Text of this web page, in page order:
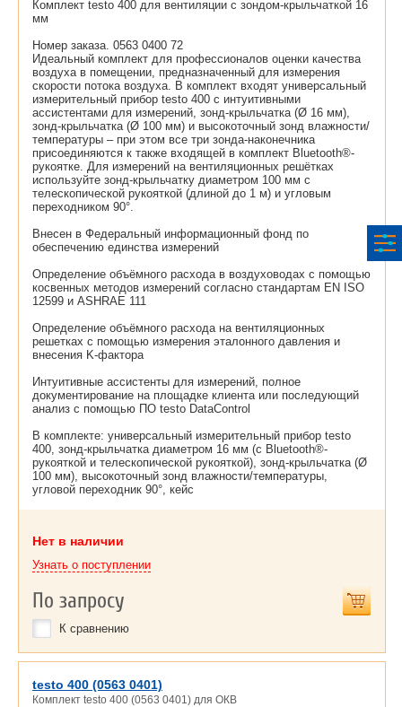
Комплект testo 400 для вентиляции с зондом-крыльчаткой 16
мм
Номер заказа. 0563 0400 72
Идеальный комплект для профессионалов оценки качества
воздуха в помещении, предназначенный для измерения
скорости потока воздуха. В комплект входят универсальный
измерительный прибор testo 400 с интуитивными
ассистентами для измерений, зонд-крыльчатка (Ø 16 мм),
зонд-крыльчатка (Ø 100 мм) и высокоточный зонд влажности/
температуры – при этом все три зонда-наконечника
присоединяются к также входящей в комплект Bluetooth®-
рукоятке. Для измерений на вентиляционных решётках
используйте зонд-крыльчатку диаметром 100 мм с
телескопической рукояткой (длиной до 1 м) и угловым
переходником 90°.
Внесен в Федеральный информационный фонд по
обеспечению единства измерений
Определение объёмного расхода в воздуховодах с помощью
косвенных методов измерений согласно стандартам EN ISO
12599 и ASHRAE 111
Определение объёмного расхода на вентиляционных
решетках с помощью измерения эталонного давления и
внесения K-фактора
Интуитивные ассистенты для измерений, полное
документирование на площадке клиента или последующий
анализ с помощью ПО testo DataControl
В комплекте: универсальный измерительный прибор testo
400, зонд-крыльчатка диаметром 16 мм (с Bluetooth®-
рукояткой и телескопической рукояткой), зонд-крыльчатка (Ø
100 мм), высокоточный зонд влажности/температуры,
угловой переходник 90°, кейс
Нет в наличии
Узнать о поступлении
По запросу
К сравнению
testo 400 (0563 0401)
Комплект testo 400 (0563 0401) для ОКВ